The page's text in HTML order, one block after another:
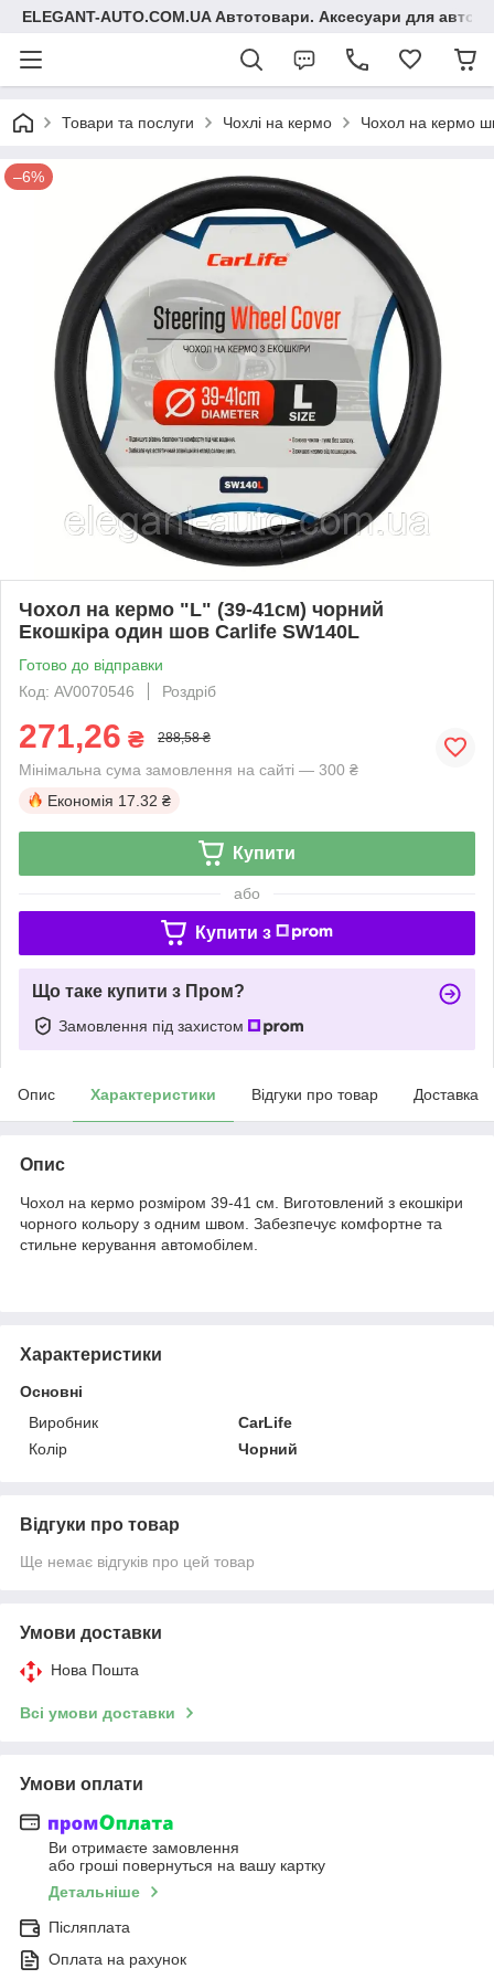
ELEGANT-AUTO.COM.UA Автотовари. Аксесуари для авто
Товари та послуги Чохлі на кермо Чохол на кермо
–6%
Чохол на кермо "L" (39-41см) чорний
Екошкіра один шов Carlife SW140L
Готово до відправки
Код: AV0070546
Роздріб
271,26 ₴ 288,58 ₴
Мінімальна сума замовлення на сайті — 300 ₴
Економія 17.32 ₴
Купити
або
Купити з
Що таке купити з Пром?
Замовлення під захистом
Опис Характеристики Відгуки про товар Доставка
Опис
Чохол на кермо розміром 39-41 см. Виготовлений з екошкіри
чорного кольору з одним швом. Забезпечує комфортне та
стильне керування автомобілем.
Характеристики
Основні
Виробник
CarLife
Колір
Чорний
Відгуки про товар
Ще немає відгуків про цей товар
Умови доставки
Нова Пошта
Всі умови доставки
Умови оплати
Ви отримаєте замовлення
або гроші повернуться на вашу картку
Детальніше
Післяплата
Оплата на рахунок